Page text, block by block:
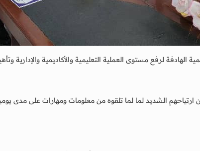
لرفع مستوى العملية التعليمية والأكاديمية والإدارية
ارتياحهم الشديد لما لما تلقوه من معلومات ومهارات على مدى